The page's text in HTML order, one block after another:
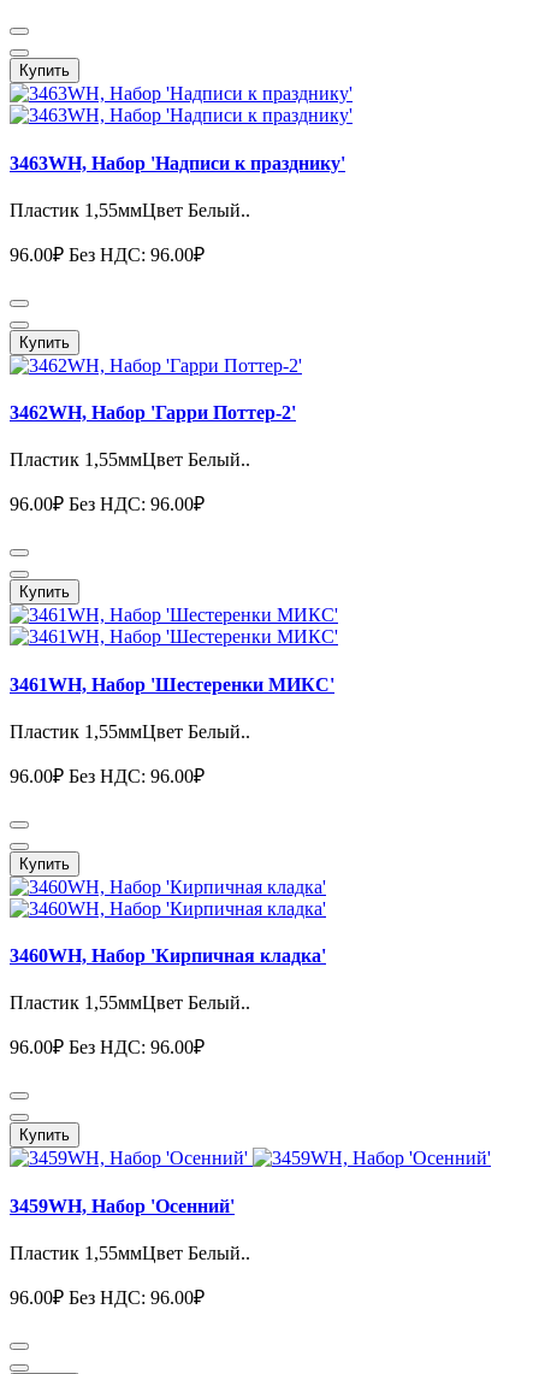
Купить
3463WH, Набор 'Надписи к празднику'
Пластик 1,55ммЦвет Белый..
96.00₽ Без НДС: 96.00₽
Купить
3462WH, Набор 'Гарри Поттер-2'
Пластик 1,55ммЦвет Белый..
96.00₽ Без НДС: 96.00₽
Купить
3461WH, Набор 'Шестеренки МИКС'
Пластик 1,55ммЦвет Белый..
96.00₽ Без НДС: 96.00₽
Купить
3460WH, Набор 'Кирпичная кладка'
Пластик 1,55ммЦвет Белый..
96.00₽ Без НДС: 96.00₽
Купить
3459WH, Набор 'Осенний'
Пластик 1,55ммЦвет Белый..
96.00₽ Без НДС: 96.00₽